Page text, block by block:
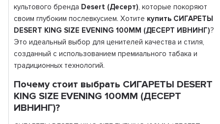
культового бренда Desert (Десерт), которые покоряют
своим глубоким послевкусием. Хотите купить СИГАРЕТЫ
DESERT KING SIZE EVENING 100ММ (ДЕСЕРТ ИВНИНГ)?
Это идеальный выбор для ценителей качества и стиля,
созданный с использованием премиального табака и
традиционных технологий.
Почему стоит выбрать СИГАРЕТЫ DESERT
KING SIZE EVENING 100ММ (ДЕСЕРТ
ИВНИНГ)?